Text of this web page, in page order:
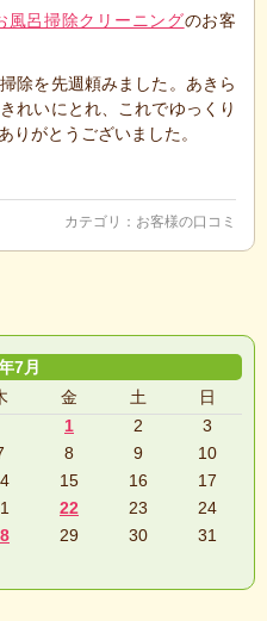
呂掃除クリーニングのお客
除を先週頼みました。あきら
れいにとれ、これでゆっくり
りがとうございました。
カテゴリ： お客様の口コミ
7月
金 土
日
1
2
3
8 9
10
15 16
17
22 23
24
29 30
31